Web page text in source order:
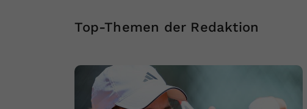
Top-Themen der Redaktion